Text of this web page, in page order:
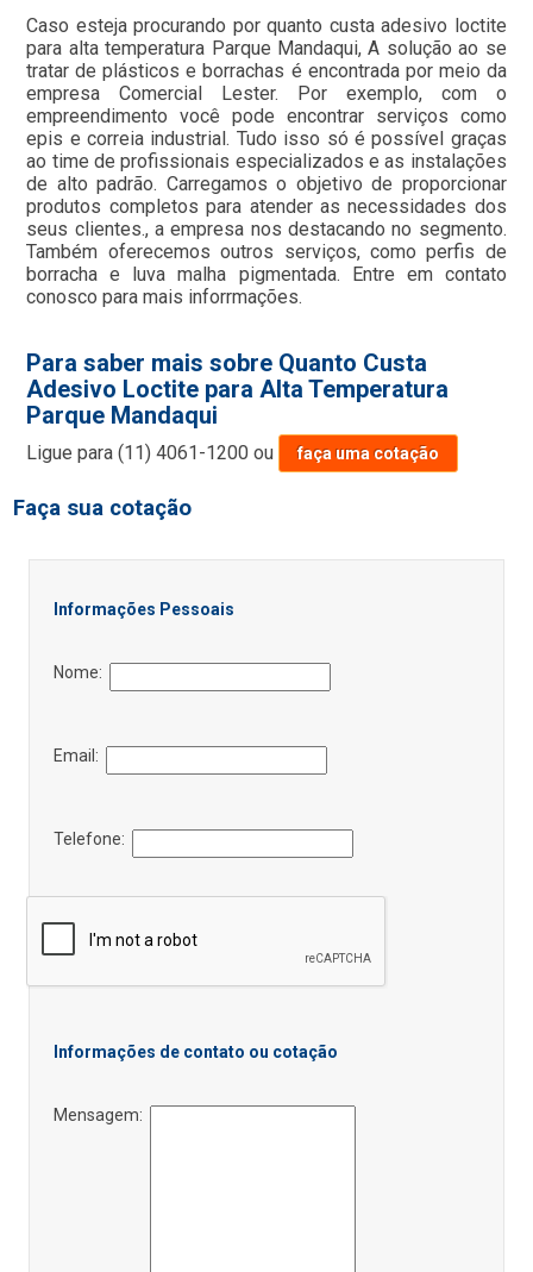
Caso esteja procurando por quanto custa adesivo loctite
para alta temperatura Parque Mandaqui, A solução ao se
tratar de plásticos e borrachas é encontrada por meio da
empresa Comercial Lester. Por exemplo, com o
empreendimento você pode encontrar serviços como
epis e correia industrial. Tudo isso só é possível graças
ao time de profissionais especializados e as instalações
de alto padrão. Carregamos o objetivo de proporcionar
produtos completos para atender as necessidades dos
seus clientes., a empresa nos destacando no segmento.
Também oferecemos outros serviços, como perfis de
borracha e luva malha pigmentada. Entre em contato
conosco para mais inforrmações.
Para saber mais sobre Quanto Custa
Adesivo Loctite para Alta Temperatura
Parque Mandaqui
Ligue para(11) 4061-1200 ou faça uma cotação
Faça sua cotação
Informações Pessoais
Nome:
Email:
Telefone:
Informações de contato ou cotação
Mensagem: